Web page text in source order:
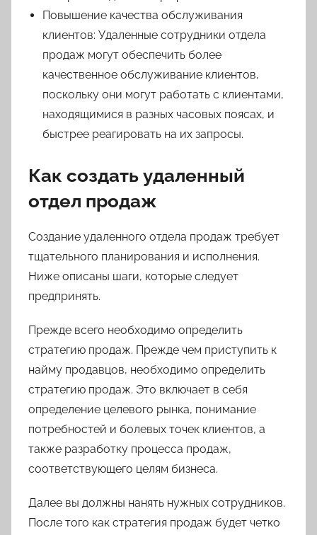
Повышение качества обслуживания
клиентов: Удаленные сотрудники отдела
продаж могут обеспечить более
качественное обслуживание клиентов,
поскольку они могут работать с клиентами,
находящимися в разных часовых поясах, и
быстрее реагировать на их запросы.
Как создать удаленный
отдел продаж
Создание удаленного отдела продаж требует
тщательного планирования и исполнения.
Ниже описаны шаги, которые следует
предпринять.
Прежде всего необходимо определить
стратегию продаж. Прежде чем приступить к
найму продавцов, необходимо определить
стратегию продаж. Это включает в себя
определение целевого рынка, понимание
потребностей и болевых точек клиентов, а
также разработку процесса продаж,
соответствующего целям бизнеса.
Далее вы должны нанять нужных сотрудников.
После того как стратегия продаж будет четко